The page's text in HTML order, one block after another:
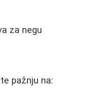
za negu
pažnju na: